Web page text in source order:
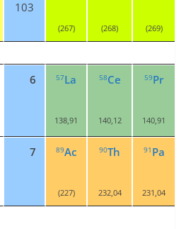
103
(267) (268) (269)
6 57La
138,91
58Ce
140,12
59Pr
140,91
7 89Ac
(227)
90Th
232,04
91 Pa
231,04